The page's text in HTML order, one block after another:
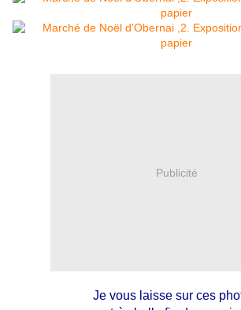
Publicité
Je vous laisse sur ces